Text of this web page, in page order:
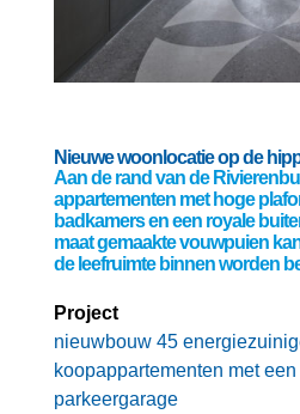
Nieuwe woonlocatie op de
Aan de rand van de
appartementen met hoge
badkamers en een royale
maat gemaakte vouwpuien
de leefruimte binnen worden
Project
nieuwbouw 45
koopappartementen met
parkeergarage